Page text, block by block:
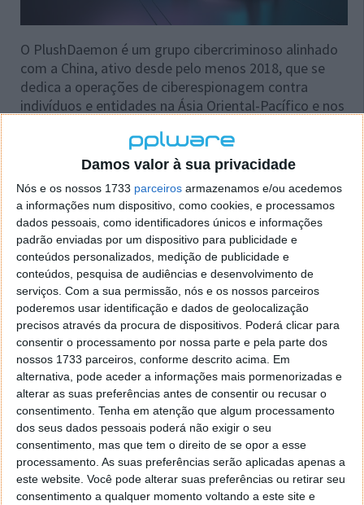
Damos valor à sua privacidade
Nós e os nossos 1733 parceiros armazenamos e/ou acedemos
a informações num dispositivo, como cookies, e processamos
dados pessoais, como identificadores únicos e informações
padrão enviadas por um dispositivo para publicidade e
conteúdos personalizados, medição de publicidade e
conteúdos, pesquisa de audiências e desenvolvimento de
serviços. Com a sua permissão, nós e os nossos parceiros
poderemos usar identificação e dados de geolocalização
precisos através da procura de dispositivos. Poderá clicar para
consentir o processamento por nossa parte e pela parte dos
nossos 1733 parceiros, conforme descrito acima. Em
alternativa, pode aceder a informações mais pormenorizadas e
alterar as suas preferências antes de consentir ou recusar o
consentimento. Tenha em atenção que algum processamento
dos seus dados pessoais poderá não exigir o seu
consentimento, mas que tem o direito de se opor a esse
processamento. As suas preferências serão aplicadas apenas a
este website. Você pode alterar suas preferências ou retirar seu
consentimento a qualquer momento voltando a este site e
O PlushDaemon é um grupo cibercriminoso alinhado
com a China, ativo desde pelo menos 2018, que se
dedica a operações de ciberespionagem contra
indivíduos e entidades na Ásia Oriental-Pacífico e nos
Utiliza uma backdoor personalizado que a ESET
rastreia como SlowStepper. No passado, a ESET
observou o grupo a obter acesso através de
vulnerabilidades em servidores web e, em 2023,
realizou um ataque a uma cadeia de abastecimento.
Acompanhe o Pplware no Google Notícias
Proponha uma correção, faça uma sugestão
Autor:
Tags: eset routers